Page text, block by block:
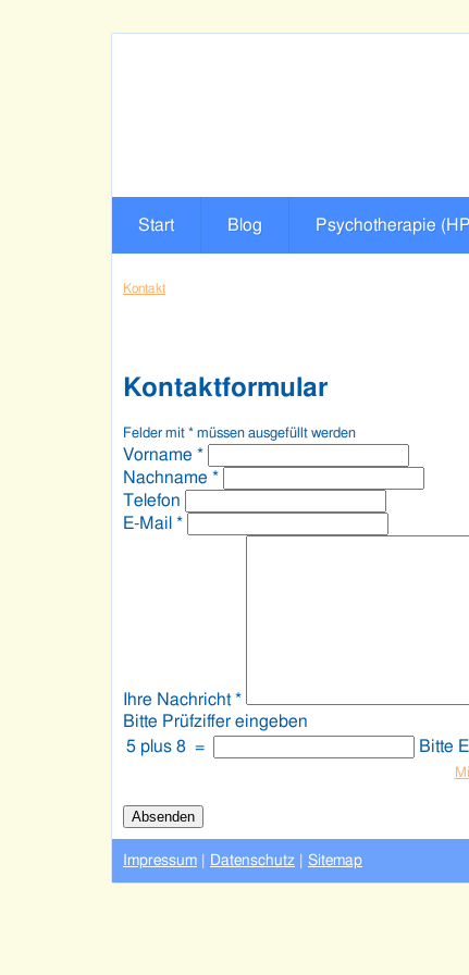
Start Blog Psychotherapie
Kontakt
Kontaktformular
Felder mit * müssen ausgefüllt werden
Vorname *
Nachname *
Telefon
E-Mail *
Ihre Nachricht*
Bitte Prüfziffer eingeben
5 plus 8 = Bitte
Absenden
Impressum Datenschutz Sitemap